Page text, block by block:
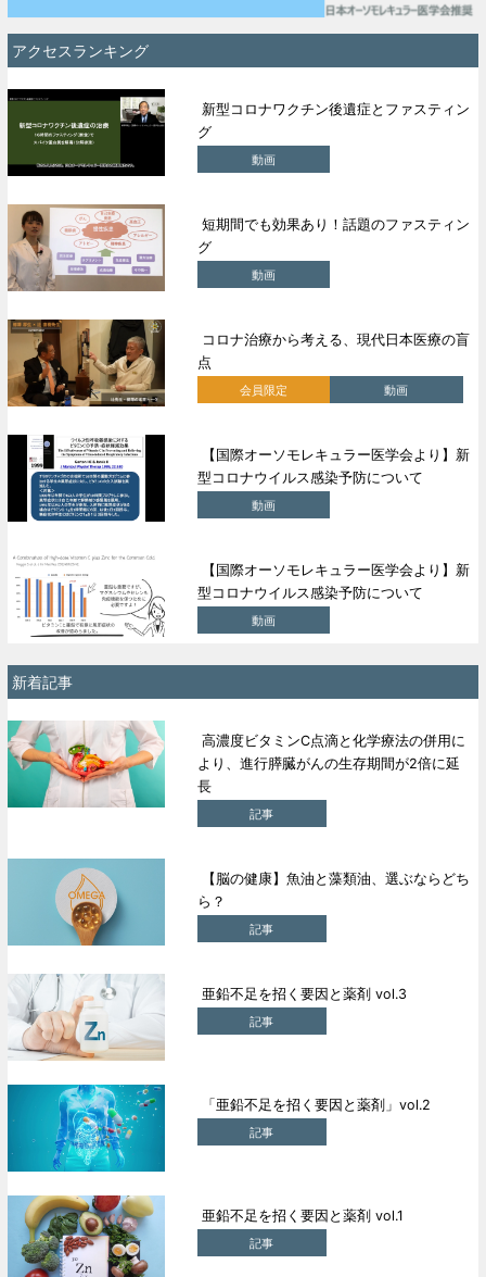
アクセスランキング
新型コロナワクチン後遺症とファスティン
グ
動画
短期間でも効果あり！話題のファスティン
グ
動画
コロナ治療から考える、現代日本医療の盲
点
会員限定 動画
【国際オーソモレキュラー医学会より】新
型コロナウイルス感染予防について
動画
【国際オーソモレキュラー医学会より】新
型コロナウイルス感染予防について
動画
新着記事
高濃度ビタミンC点滴と化学療法の併用に
より、進行膵臓がんの生存期間が2倍に延
長
記事
【脳の健康】魚油と藻類油、選ぶならどち
ら？
記事
亜鉛不足を招く要因と薬剤 vol.3
記事
「亜鉛不足を招く要因と薬剤」vol.2
記事
亜鉛不足を招く要因と薬剤 vol.1
記事